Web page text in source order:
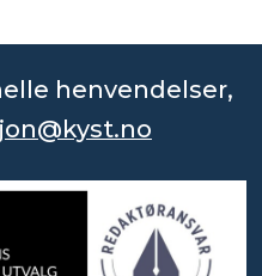
henvendelser,